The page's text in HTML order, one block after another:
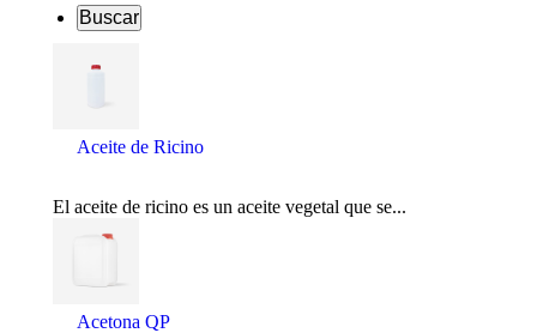
Aceite de Ricino
El aceite de ricino es un aceite vegetal que se...
Acetona QP